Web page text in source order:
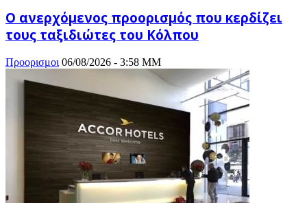
Ο ανερχόμενος προορισμός που κερδίζει
τους ταξιδιώτες του Κόλπου
Προορισμοι 06/08/2026 - 3:58 ΜΜ